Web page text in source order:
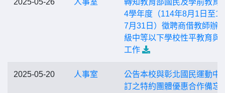
2025-05-26 人事室
轉知教育部國民及學前教育
4學年度（114年8月1日至
7月31日）徵聘商借教師辦
級中等以下學校性平教育與
工作
2025-05-20 人事室
公告本校與彰北國民運動中
訂之特約團體優惠合作備忘